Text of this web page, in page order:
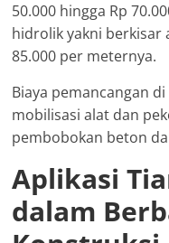
50.000 hingga Rp
hidrolik yakni berkisar
85.000 per meternya.
Biaya pemancangan
mobilisasi alat dan
pembobokan beton
Aplikasi
dalam